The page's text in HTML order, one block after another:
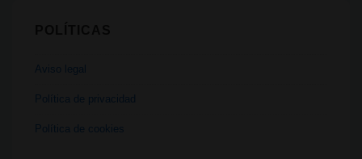
Aviso legal
Política de privacidad
Política de cookies